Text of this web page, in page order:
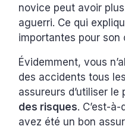
novice peut avoir plus
aguerri. Ce qui
importantes pour son
Évidemment, vous
des accidents tous
assureurs d’utiliser le
des risques. C’est-
avez été un bon